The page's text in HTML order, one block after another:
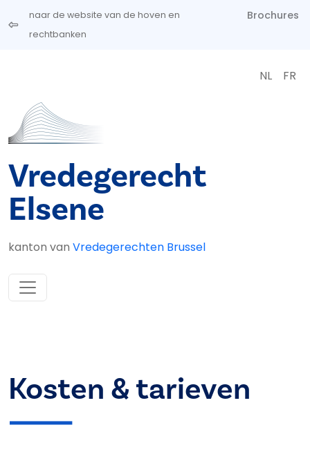
Overslaan en naar de inhoud gaan
naar de website van de hoven en
rechtbanken
Brochures
NL FR
Vredegerecht
Elsene
kanton van Vredegerechten Brussel
Kosten & tarieven